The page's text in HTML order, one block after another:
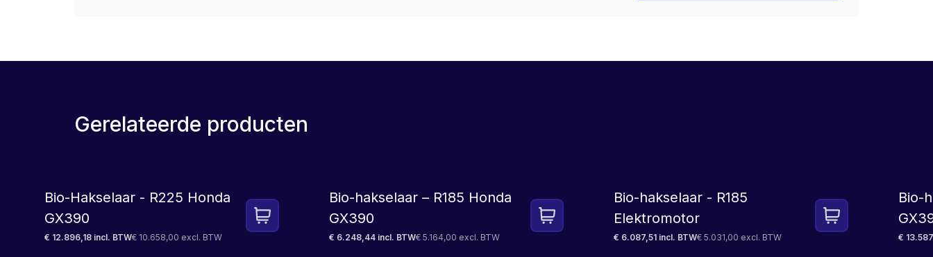
Gerelateerde producten
Bio-Hakselaar - R225 Honda
GX390
€ 12.896,18 incl. BTW€ 10.658,00 excl. BTW
Bio-hakselaar – R185 Honda
GX390
€ 6.248,44 incl. BTW€ 5.164,00 excl. BTW
Bio-hakselaar - R185
Elektromotor
€ 6.087,51 incl. BTW€ 5.031,00 excl. BTW
Bio-
€